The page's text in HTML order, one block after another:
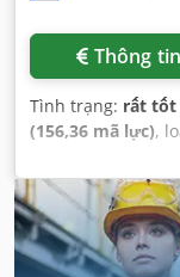
Thông
Tình trạng: rất tốt
(156,36 mã lực),
động:15.109 h,